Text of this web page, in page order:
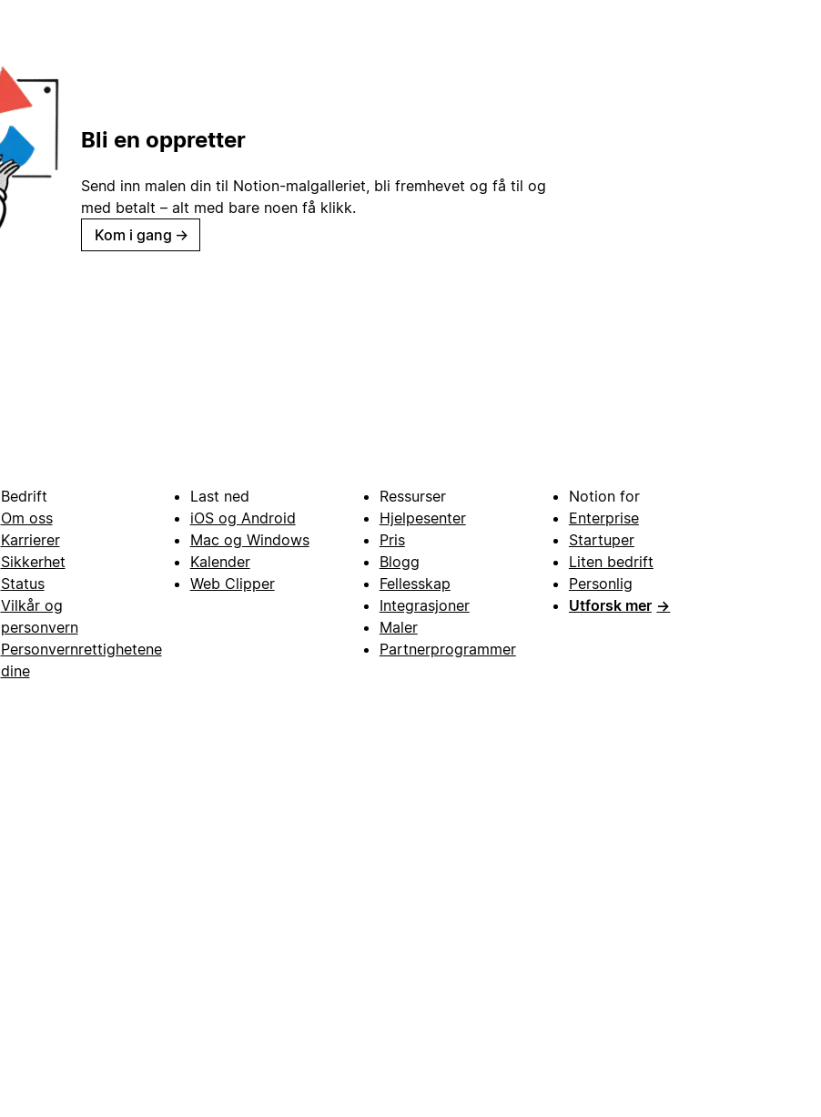
Bli en oppretter
Send inn malen din til Notion-malgalleriet, bli fremhevet og få til og
med betalt – alt med bare noen få klikk.
Kom i gang →
Bedrift
Om oss
Karrierer
Sikkerhet
Status
Vilkår og
personvern
Personvernrettighetene
dine
Last ned
iOS og Android
Mac og Windows
Kalender
Web Clipper
Ressurser
Hjelpesenter
Pris
Blogg
Fellesskap
Integrasjoner
Maler
Partnerprogrammer
Notion for
Enterprise
Startuper
Liten bedrift
Personlig
Utforsk mer →